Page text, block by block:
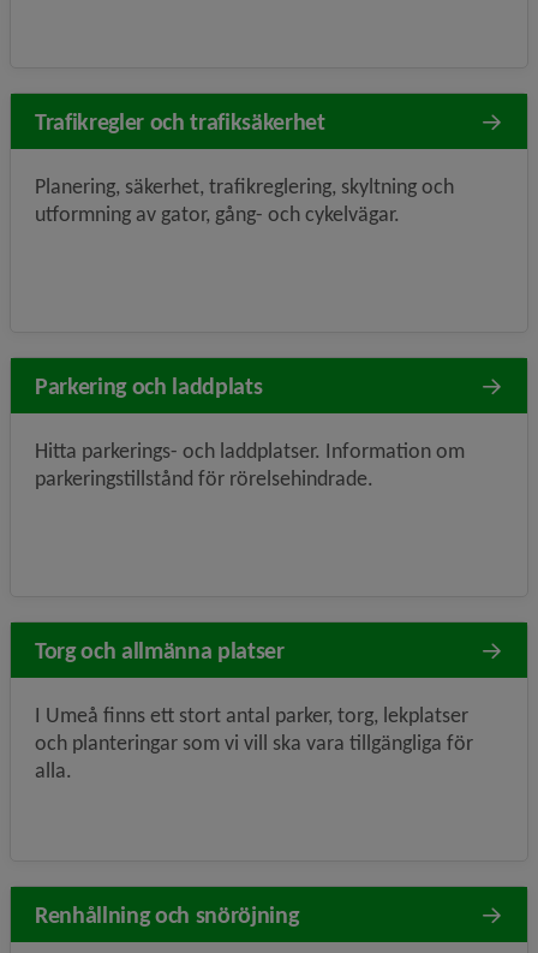
Trafikregler och trafiksäkerhet
Planering, säkerhet, trafikreglering, skyltning och
utformning av gator, gång- och cykelvägar.
Parkering och laddplats
Hitta parkerings- och laddplatser. Information om
parkeringstillstånd för rörelsehindrade.
Torg och allmänna platser
I Umeå finns ett stort antal parker, torg, lekplatser
och planteringar som vi vill ska vara tillgängliga för
alla.
Renhållning och snöröjning